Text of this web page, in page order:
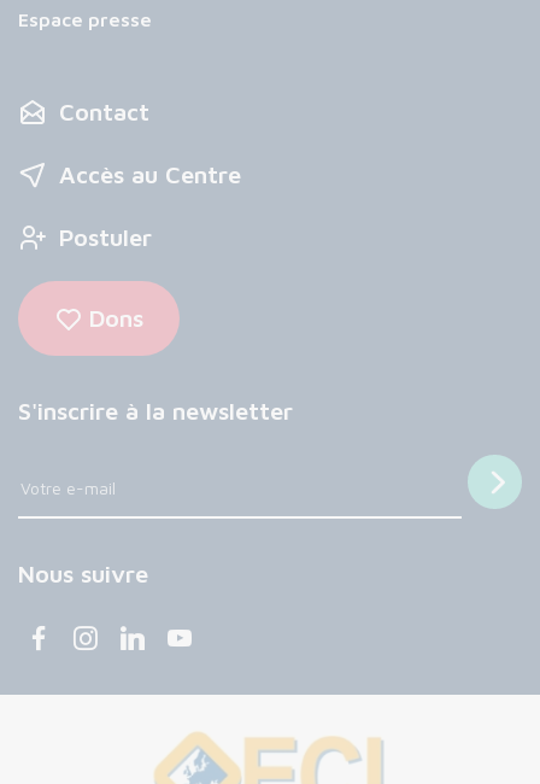
Espace presse
Contact
Accès au Centre
Postuler
Dons
S'inscrire à la newsletter
Nous suivre